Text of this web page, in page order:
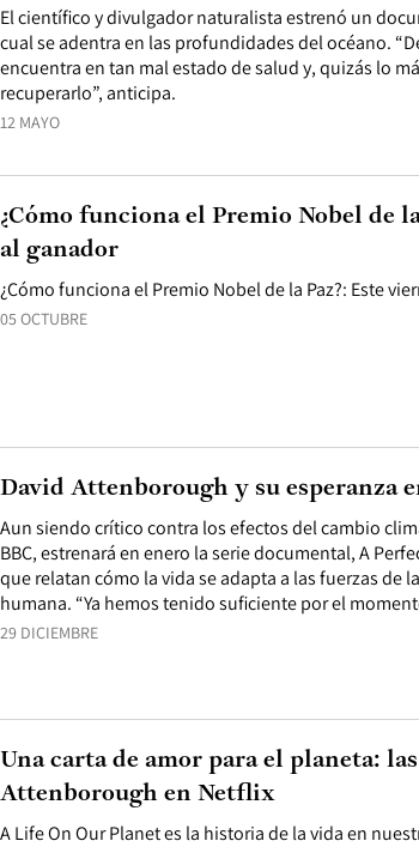
12 MAYO
El científico y divulgador naturalista estrenó un
cual se adentra en las profundidades del océano.
encuentra en tan mal estado de salud y, quizás lo
recuperarlo”, anticipa.
05 OCTUBRE
¿Cómo funciona el Premio Nobel de la Paz?: Este
¿Cómo funciona el Premio Nobel de
al ganador
29 DICIEMBRE
Aun siendo crítico contra los efectos del cambio
BBC, estrenará en enero la serie documental, A
que relatan cómo la vida se adapta a las fuerzas de
humana. “Ya hemos tenido suficiente por el
David Attenborough y su esperanza
A Life On Our Planet es la historia de la vida en
Una carta de amor para el planeta:
Attenborough en Netflix